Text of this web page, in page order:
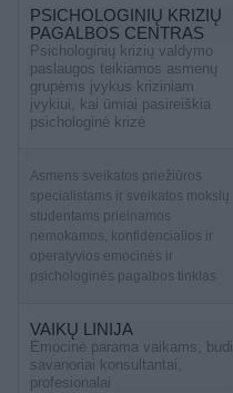
PSICHOLOGINIŲ KRIZIŲ
PAGALBOS CENTRAS
Psichologinių krizių valdymo
paslaugos teikiamos asmenų
grupėms įvykus kriziniam
įvykiui, kai ūmiai pasireiškia
psichologinė krizė
Asmens sveikatos priežiūros
specialistams ir sveikatos mokslų
studentams prieinamos
nemokamos, konfidencialios ir
operatyvios emocinės ir
psichologinės pagalbos tinklas
VAIKŲ LINIJA
Emocinė parama vaikams, budi
savanoriai konsultantai,
profesionalai